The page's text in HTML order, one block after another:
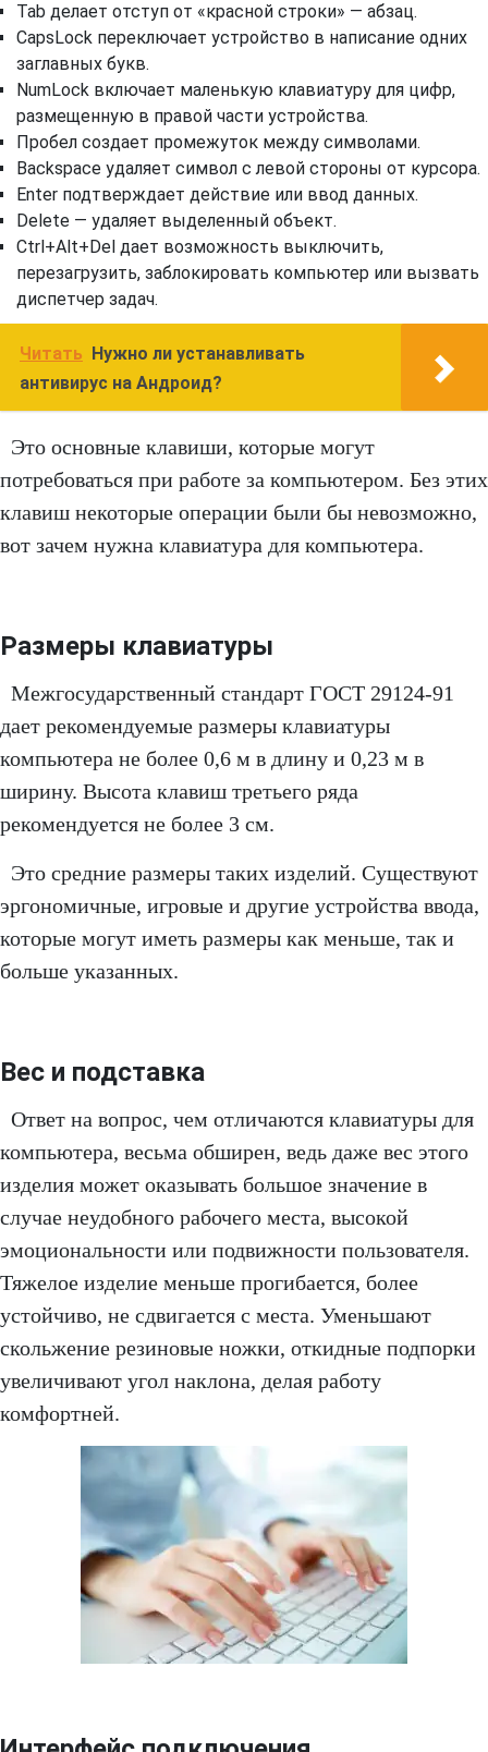
Tab делает отступ от «красной строки» — абзац.
CapsLock переключает устройство в написание одних
заглавных букв.
NumLock включает маленькую клавиатуру для цифр,
размещенную в правой части устройства.
Пробел создает промежуток между символами.
Backspace удаляет символ с левой стороны от курсора.
Enter подтверждает действие или ввод данных.
Delete — удаляет выделенный объект.
Ctrl+Alt+Del дает возможность выключить,
перезагрузить, заблокировать компьютер или вызвать
диспетчер задач.
Читать
Нужно ли устанавливать
антивирус на Андроид?
Это основные клавиши, которые могут
потребоваться при работе за компьютером. Без этих
клавиш некоторые операции были бы невозможно,
вот зачем нужна клавиатура для компьютера.
Размеры клавиатуры
Межгосударственный стандарт ГОСТ 29124-91
дает рекомендуемые размеры клавиатуры
компьютера не более 0,6 м в длину и 0,23 м в
ширину. Высота клавиш третьего ряда
рекомендуется не более 3 см.
Это средние размеры таких изделий. Существуют
эргономичные, игровые и другие устройства ввода,
которые могут иметь размеры как меньше, так и
больше указанных.
Вес и подставка
Ответ на вопрос, чем отличаются клавиатуры для
компьютера, весьма обширен, ведь даже вес этого
изделия может оказывать большое значение в
случае неудобного рабочего места, высокой
эмоциональности или подвижности пользователя.
Тяжелое изделие меньше прогибается, более
устойчиво, не сдвигается с места. Уменьшают
скольжение резиновые ножки, откидные подпорки
увеличивают угол наклона, делая работу
комфортней.